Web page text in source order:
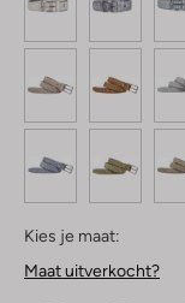
Kies je maat:
Maat uitverkocht?